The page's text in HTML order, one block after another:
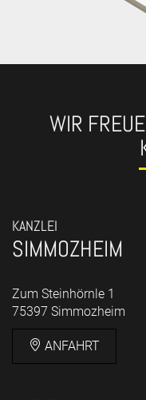
WIR
KANZLEI
SIMMOZHEIM
Zum Steinhörnle 1
75397 Simmozheim
ANFAHRT